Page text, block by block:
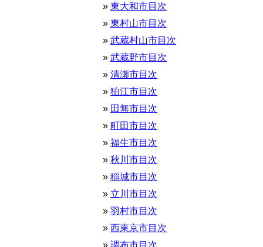
東大和市目次
東村山市目次
武蔵村山市目次
武蔵野市目次
清瀬市目次
狛江市目次
田無市目次
町田市目次
福生市目次
秋川市目次
稲城市目次
立川市目次
羽村市目次
西東京市目次
調布市目次